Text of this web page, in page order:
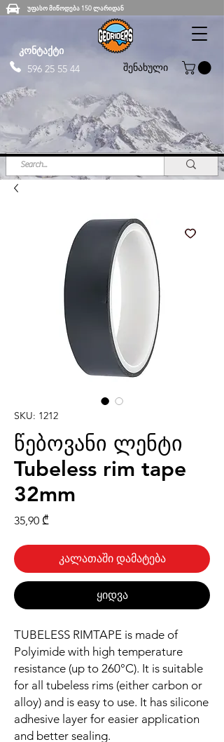
უფასო მიწოდება 150 ლარიდან
კონტაქტი
596 25 55 44
შენახული
SKU: 1212
წებოვანი ლენტი
Tubeless rim tape
32mm
35,90 ₾
კალათაში დამატება
ყიდვა
TUBELESS RIMTAPE is made of
Polyimide with high temperature
resistance (up to 260°C). It is suitable
for all tubeless rims (either carbon or
alloy) and is easy to use. It has silicone
adhesive layer for easier application
and better sealing.